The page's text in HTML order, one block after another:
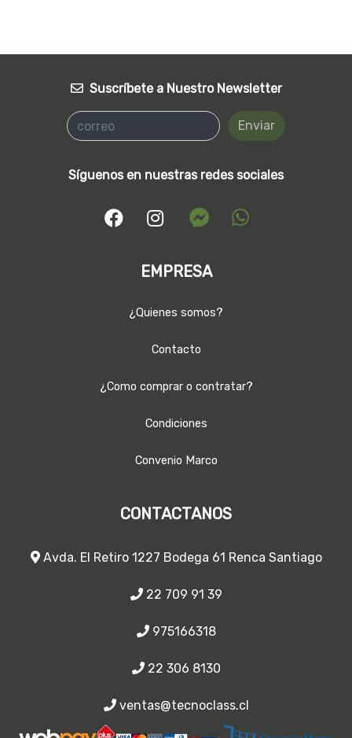
Suscríbete a Nuestro Newsletter
Enviar
Síguenos en nuestras redes sociales
EMPRESA
¿Quienes somos?
Contacto
¿Como comprar o contratar?
Condiciones
Convenio Marco
CONTACTANOS
Avda. El Retiro 1227 Bodega 61 Renca Santiago
22 709 91 39
975166318
22 306 8130
ventas@tecnoclass.cl